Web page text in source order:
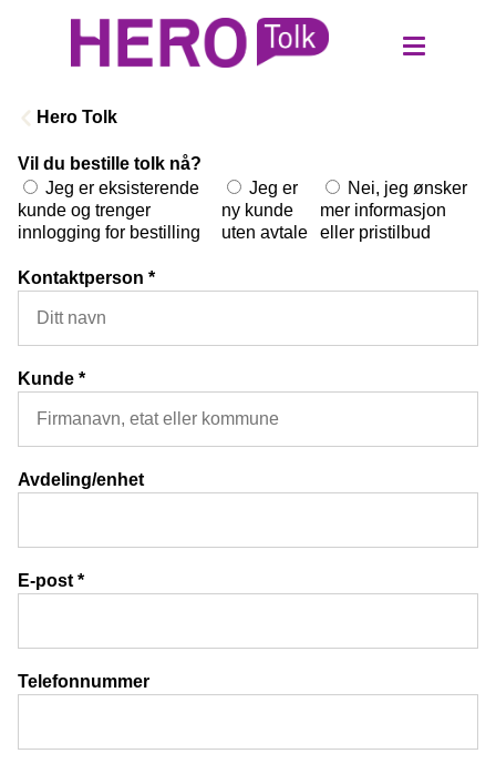
Logg inn kunde
Bli tolk
Tolk
For tolker
Hero Tolk
Vil du bestille tolk nå?
Jeg er eksisterende
kunde og trenger
innlogging for bestilling
Jeg er
ny kunde
uten avtale
Nei, jeg ønsker
mer informasjon
eller pristilbud
Kontaktperson *
Kunde *
Avdeling/enhet
E-post *
Telefonnummer